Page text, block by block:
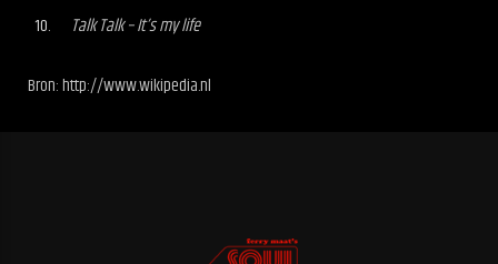
Talk Talk – It’s my life
Bron: http://www.wikipedia.nl